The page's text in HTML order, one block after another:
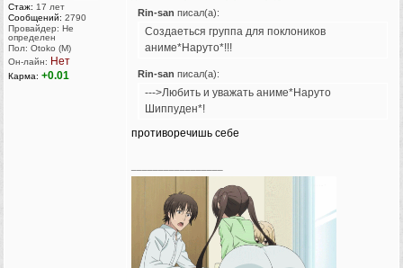
Стаж: 17 лет
Сообщений: 2790
Провайдер: Не
определен
Пол: Otoko (M)
Он-лайн: Нет
Карма: +0.01
Rin-san писал(а):
Создаеться группа для поклоников
аниме*Наруто*!!!
Rin-san писал(а):
--->Любить и уважать аниме*Наруто
Шиппуден*!
противоречишь себе